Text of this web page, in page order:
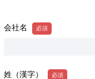
会社名
姓（漢字）